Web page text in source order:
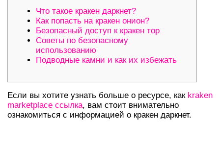
Что такое кракен даркнет?
Как попасть на кракен онион?
Безопасный доступ к кракен тор
Советы по безопасному
использованию
Подводные камни и как их избежать
Если вы хотите узнать больше о ресурсе, как kraken
marketplace ссылка, вам стоит внимательно
ознакомиться с информацией о кракен даркнет.